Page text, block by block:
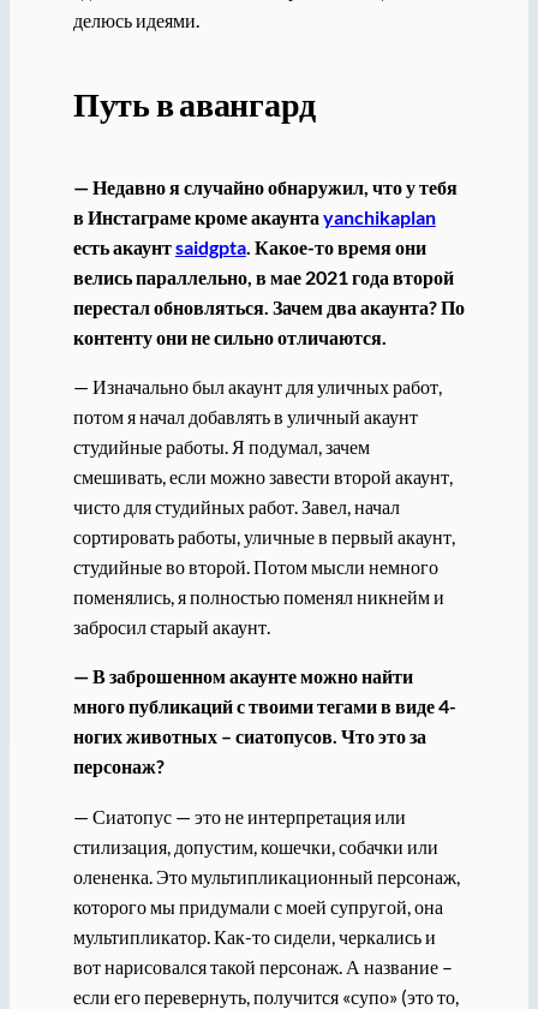
делюсь идеями.
Путь в авангард
— Недавно я случайно обнаружил, что у тебя
в Инстаграме кроме акаунта yanchikaplan
есть акаунтsaidgpta. Какое-то время они
велись параллельно, в мае 2021 года второй
перестал обновляться. Зачем два акаунта? По
контенту они не сильно отличаются.
— Изначально был акаунт для уличных работ,
потом я начал добавлять в уличный акаунт
студийные работы. Я подумал, зачем
смешивать, если можно завести второй акаунт,
чисто для студийных работ. Завел, начал
сортировать работы, уличные в первый акаунт,
студийные во второй. Потом мысли немного
поменялись, я полностью поменял никнейм и
забросил старый акаунт.
— В заброшенном акаунте можно найти
много публикаций с твоими тегами в виде 4-
ногих животных – сиатопусов. Что это за
персонаж?
— Сиатопус — это не интерпретация или
стилизация, допустим, кошечки, собачки или
олененка. Это мультипликационный персонаж,
которого мы придумали с моей супругой, она
мультипликатор. Как-то сидели, черкались и
вот нарисовался такой персонаж. А название –
если его перевернуть, получится «супо» (это то,